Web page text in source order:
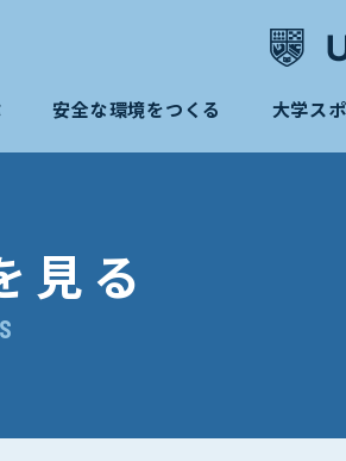
安全な環境をつくる 大学ス
見る